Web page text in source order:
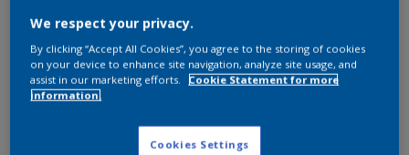
We respect your privacy.
By clicking “Accept All Cookies”, you agree to the storing of cookies
on your device to enhance site navigation, analyze site usage, and
assist in our marketing efforts.
Cookie Statement for more
information.
Cookies Settings